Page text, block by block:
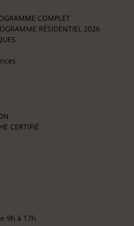
COMPLET
RÉSIDENTIEL 2026
CERTIFIÉ
9h à 17h